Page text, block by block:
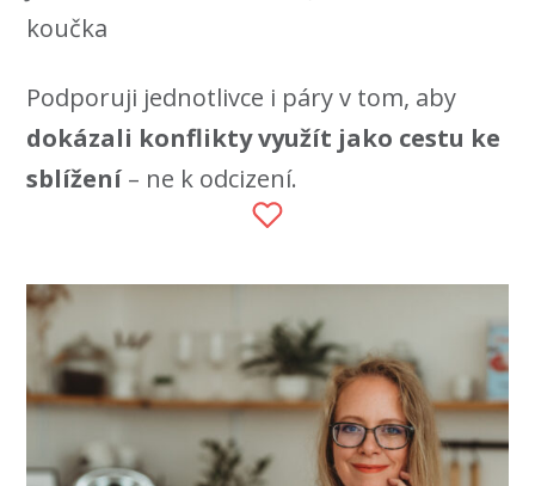
koučka
Podporuji jednotlivce i páry v tom, aby
dokázali konflikty využít jako cestu ke
sblížení – ne k odcizení.